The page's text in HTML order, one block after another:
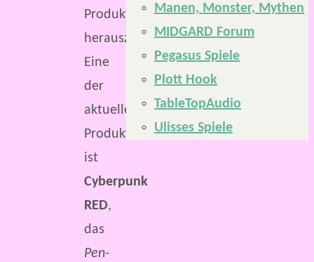
Produkte
herauszubringen.
Eine
der
aktuellen
Produktlinien
ist
Cyberpunk
RED,
das
Pen-
Manen, Monster, Mythen
MIDGARD Forum
Pegasus Spiele
Plott Hook
TableTopAudio
Ulisses Spiele